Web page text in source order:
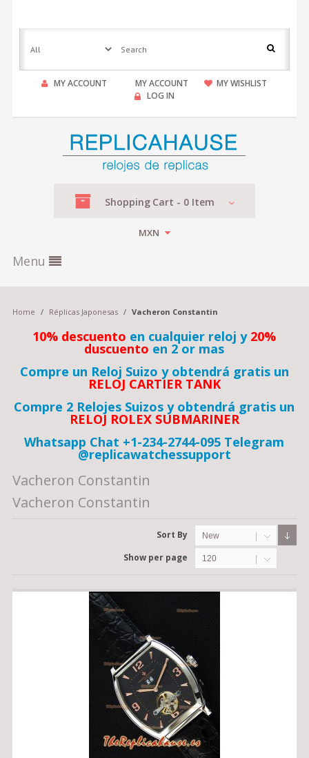
MY ACCOUNT MY ACCOUNT
MY WISHLIST
LOG IN
Shopping Cart - 0Item
MXN
Menu
Home / Réplicas Japonesas / Vacheron Constantin
10% descuento en cualquier reloj y 20%
duscuento en 2 or mas
Compre un Reloj Suizo y obtendrá gratis un
RELOJ CARTIER TANK
Compre 2 Relojes Suizos y obtendrá gratis un
RELOJ ROLEX SUBMARINER
Whatsapp Chat +1-234-2744-095 Telegram
@replicawatchessupport
Vacheron Constantin
Vacheron Constantin
Sort By New
Show per page 120